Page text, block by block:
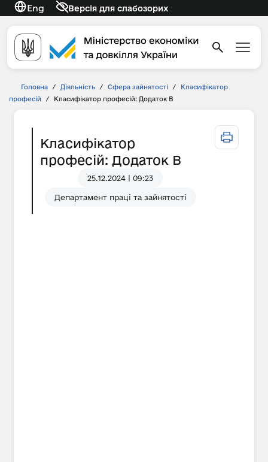
Eng Версія для слабозорих
Головна / Діяльність / Сфера зайнятості /
Класифікатор
професій
/ Класифікатор професій: Додаток В
Класифікатор
професій: Додаток В
25.12.2024 | 09:23
Департамент праці та зайнятості